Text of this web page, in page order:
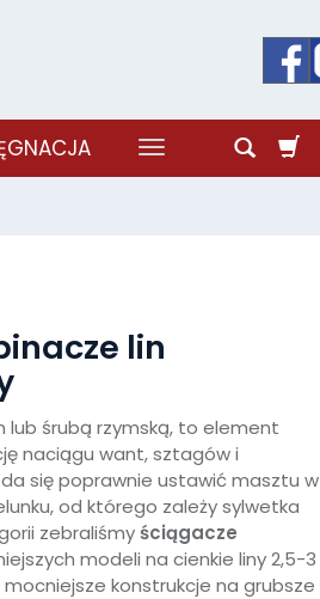
lin
lub śrubą rzymską, to element
naciągu want, sztagów i
się poprawnie ustawić masztu w
od którego zależy sylwetka
zebraliśmyściągacze
modeli na cienkie liny 2,5-3
konstrukcje na grubsze